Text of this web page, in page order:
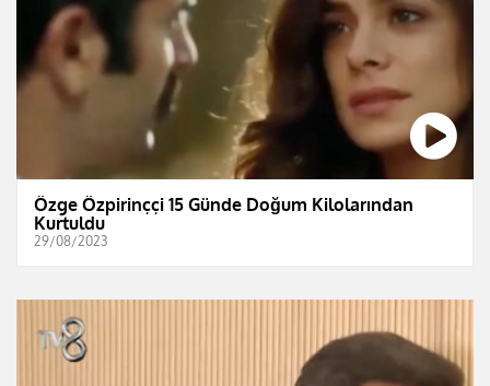
Özge Özpirinççi 15 Günde Doğum Kilolarından
Kurtuldu
29/08/2023